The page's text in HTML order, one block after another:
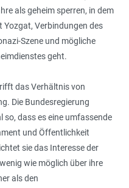
als geheim sperren, in dem
Yozgat, Verbindungen des
Szene und mögliche
geht.
das Verhältnis von
Die Bundesregierung
dass es eine umfassende
und Öffentlichkeit
sie das Interesse der
wie möglich über ihre
als den